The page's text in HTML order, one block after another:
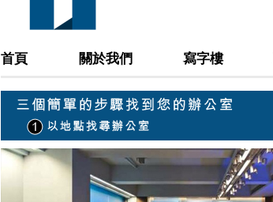
首頁 關於我們 寫字樓